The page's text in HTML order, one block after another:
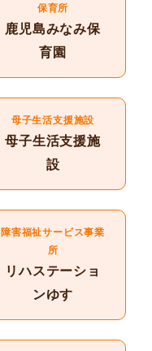
保育所
鹿児島みなみ保
育園
母子生活支援施設
母子生活支援施
設
障害福祉サービス事業
所
リハステーショ
ンゆす